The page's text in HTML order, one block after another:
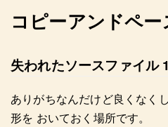
コピーアンドペ
失われたソースファイル
ありがちなんだけど良くなく
形を おいておく場所です。